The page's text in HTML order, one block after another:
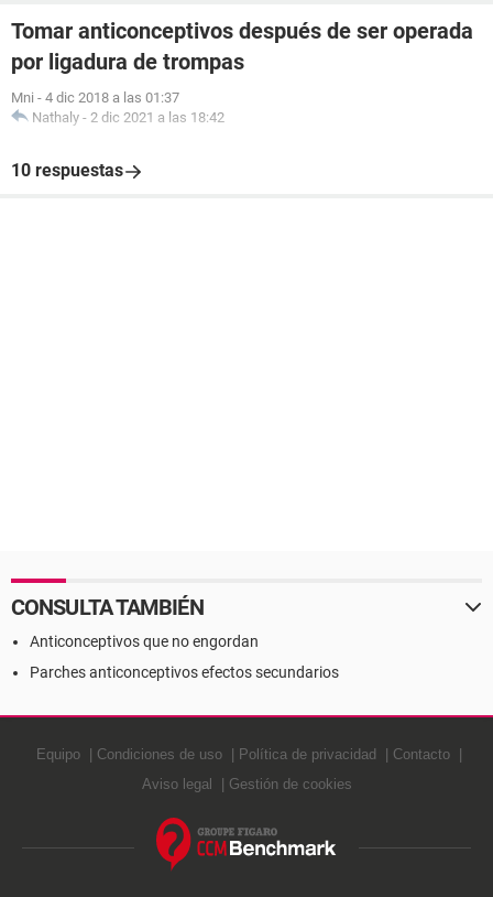
Tomar anticonceptivos después de ser operada
por ligadura de trompas
Mni - 4 dic 2018 a las 01:37
Nathaly - 2 dic 2021 a las 18:42
10 respuestas
CONSULTA TAMBIÉN
Anticonceptivos que no engordan
Parches anticonceptivos efectos secundarios
Equipo Condiciones de uso Política de privacidad
Contacto
Aviso legal
Gestión de cookies